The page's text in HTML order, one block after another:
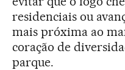
residenciais ou
mais próxima ao
coração de
parque.